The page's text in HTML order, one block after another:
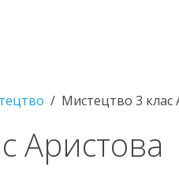
Мистецтво 3 клас
Аристова